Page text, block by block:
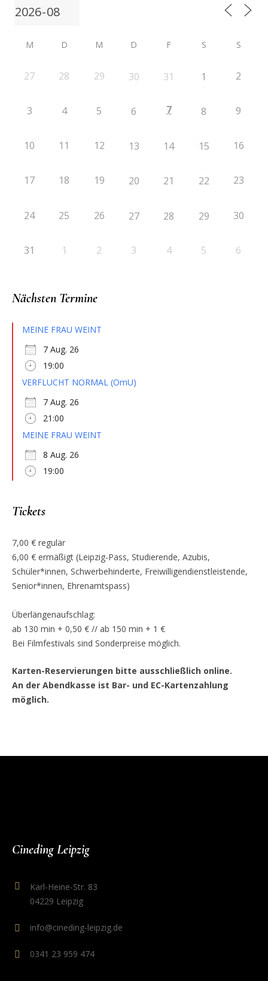
M D M D F S S
27 28 29 30 31 1 2
3 4 5 6 7 8 9
10 11 12 13 14 15 16
17 18 19 20 21 22 23
24 25 26 27 28 29 30
31 1 2 3 4 5 6
Nächsten Termine
MEINE FRAU WEINT
7 Aug. 26
19:00
VERFLUCHT NORMAL (OmU)
7 Aug. 26
21:00
MEINE FRAU WEINT
8 Aug. 26
19:00
Tickets
7,00 € regulär
6,00 € ermäßigt (Leipzig-Pass, Studierende, Azubis,
Schüler*innen, Schwerbehinderte, Freiwilligendienstleistende,
Senior*innen, Ehrenamtspass)
Überlängenaufschlag:
ab 130 min + 0,50 € // ab 150 min + 1 €
Bei Filmfestivals sind Sonderpreise möglich.
Karten-Reservierungen bitte ausschließlich online.
An der Abendkasse ist Bar- und EC-Kartenzahlung
möglich.
Cineding Leipzig
Karl-Heine-Str. 83
04229 Leipzig
info@cineding-leipzig.de
0341 23 959 474